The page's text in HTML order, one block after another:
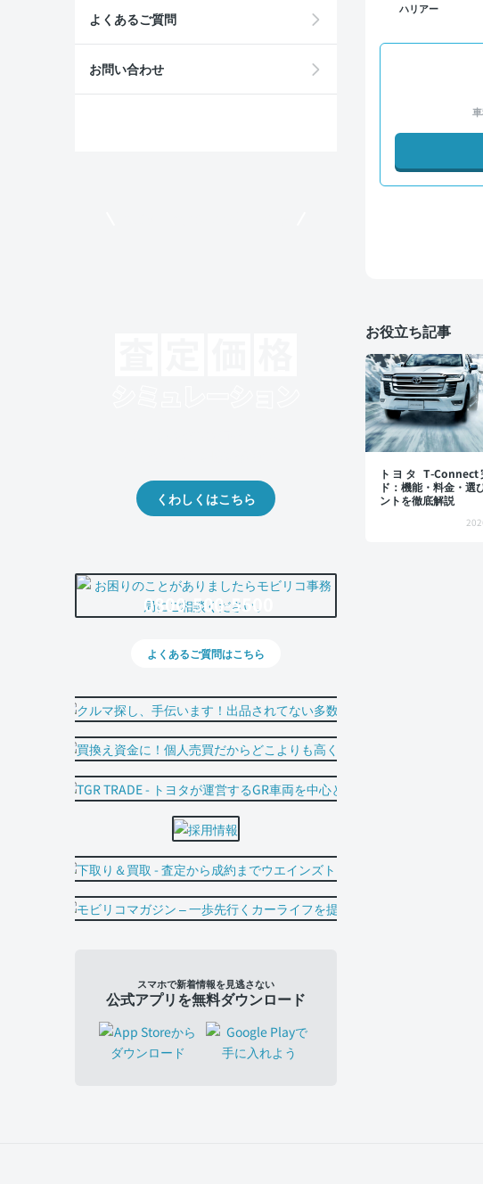
ハリアー
お役立ち記事
トヨタ T-
ド：機能・料金・選
ントを徹底解説
よくあるご質問
お問い合わせ
くわしくはこちら
0800-500-5500
よくあるご質問はこちら
スマホで新着情報を見逃さない
公式アプリを無料ダウンロード